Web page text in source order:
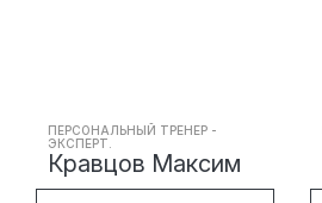
ПЕРСОНАЛЬНЫЙ ТРЕНЕР -
ЭКСПЕРТ.
Кравцов Максим